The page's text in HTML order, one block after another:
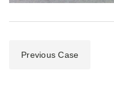
Previous Case